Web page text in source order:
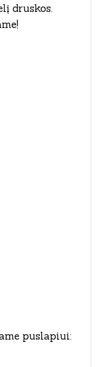
druskos.
puslapiui: